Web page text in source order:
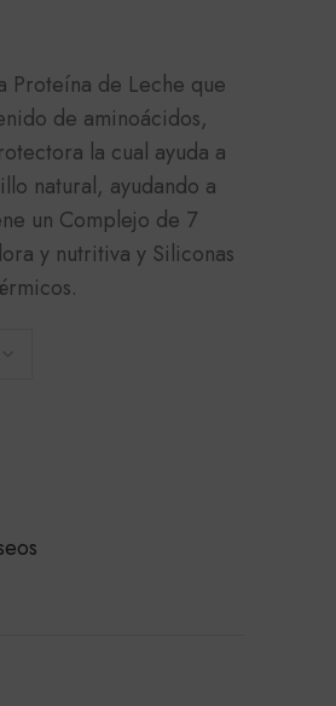
Proteína de Leche que
de aminoácidos,
la cual ayuda a
natural, ayudando a
un Complejo de 7
y nutritiva y Siliconas